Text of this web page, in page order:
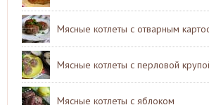
Мясные котлеты с отварным
Мясные котлеты с перловой
Мясные котлеты с яблоком